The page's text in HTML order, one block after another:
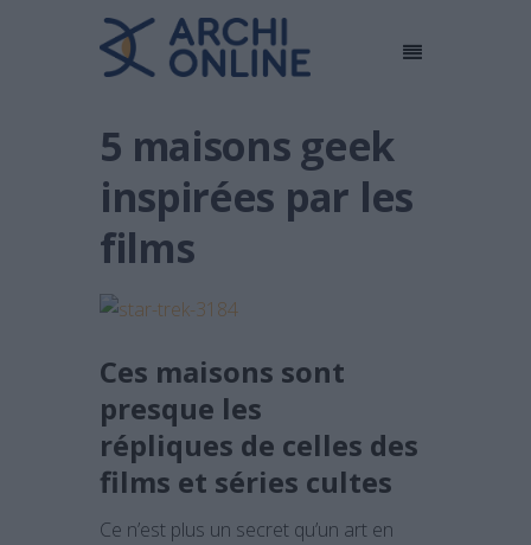
5 maisons geek
inspirées par les
films
Ces maisons sont
presque les
répliques de celles des
films et séries cultes
Ce n’est plus un secret qu’un art en